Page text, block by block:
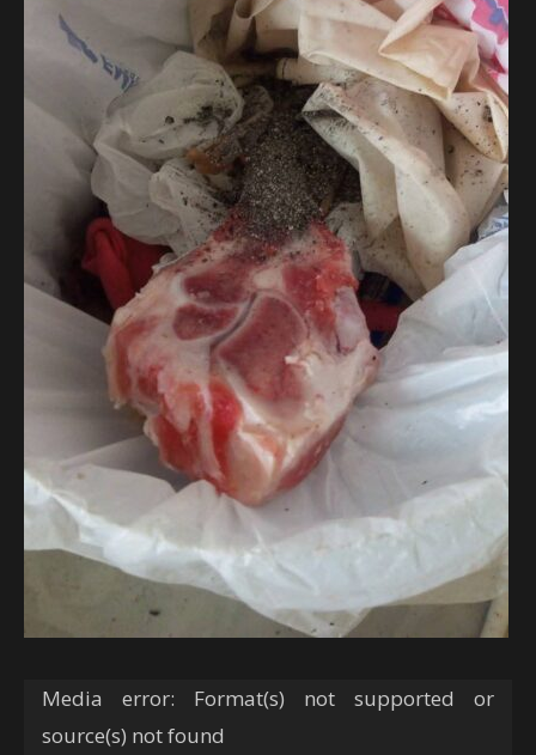
Tocador
de
Media error: Format(s) not supported or
source(s) not found